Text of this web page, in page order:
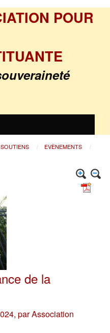
POUR
EVÈNEMENTS
de la
, parAssociation